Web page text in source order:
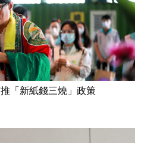
「新紙錢三燒」政策